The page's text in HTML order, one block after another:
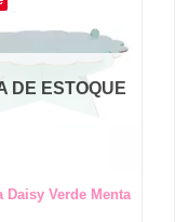
DE ESTOQUE
Daisy Verde Menta